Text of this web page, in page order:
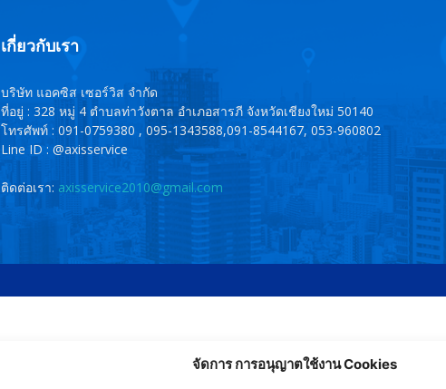
จัดการ การอนุญาตใช้งาน Cookies
เกี่ยวกับเรา
บริษัท แอคซิส เซอร์วิส จำกัด
ที่อยู่ : 328 หมู่ 4 ตำบลท่าวังตาล อำเภอสารภี จังหวัดเชียงใหม่ 50140
โทรศัพท์ : 091-0759380 , 095-1343588,091-8544167, 053-960802
Line ID : @axisservice
ติดต่อเรา: axisservice2010@gmail.com